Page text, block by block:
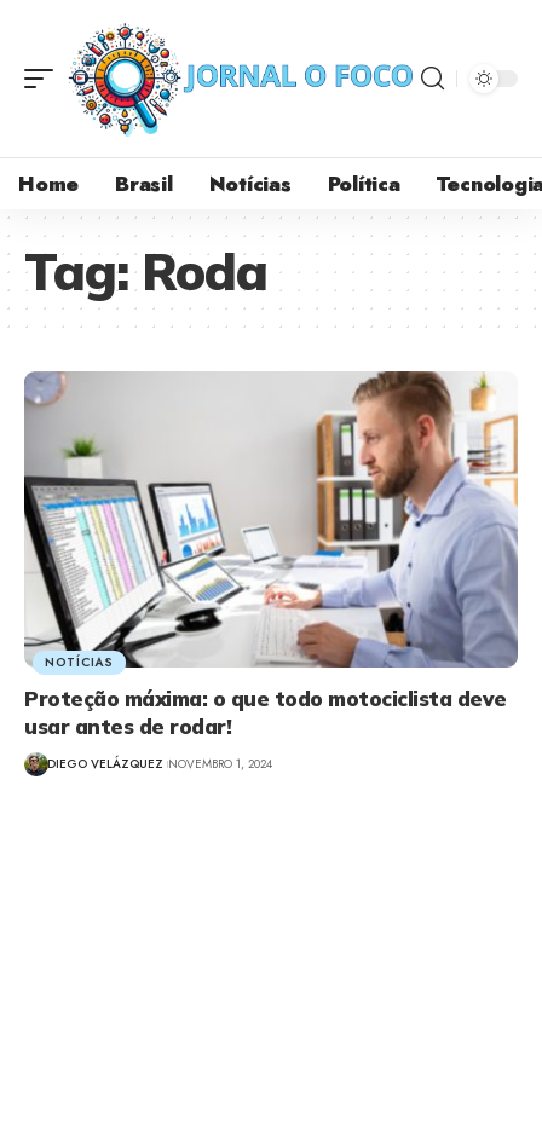
Home Brasil Notícias Política
Tag:Roda
NOTÍCIAS
Proteção máxima: o que todo motociclista deve
usar antes de rodar!
DIEGO VELÁZQUEZ NOVEMBRO 1, 2024